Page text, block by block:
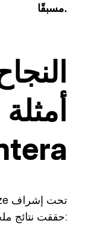
مسبقًا.
Omtera حققت نتائج ملحوظة: